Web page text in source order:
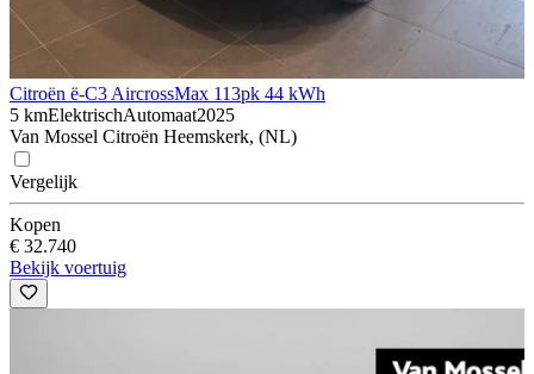
Citroën ë-C3 AircrossMax 113pk 44 kWh
5 kmElektrischAutomaat2025
Van Mossel Citroën Heemskerk, (NL)
Vergelijk
Kopen
€ 32.740
Bekijk voertuig